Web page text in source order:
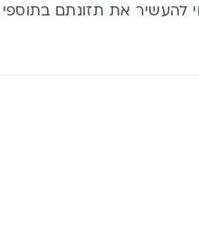
להעשיר את תזונתם בתוספי